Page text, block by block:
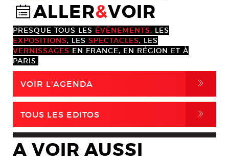
@ALLER&VOIR
PRESQUE TOUS LES ÉVÈNEMENTS, LES
EXPOSITIONS, LES SPECTACLES, LES
VERNISSAGES EN FRANCE, EN RÉGION ET À
PARIS.
VOIR L'AGENDA ,
TOUS LES EDITOS ,
A VOIR AUSSI